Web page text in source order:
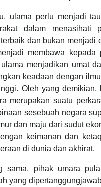
ulama perlu menjadi
dalam menasihati
dan bukan menjadi
membawa kepada
menjadikan umat
keadaan dengan
Oleh yang demikian,
merupakan suatu
sesebuah negara
dan maju dari sudut
keimanan dan
di dunia dan akhirat.
sama, pihak umara
yang